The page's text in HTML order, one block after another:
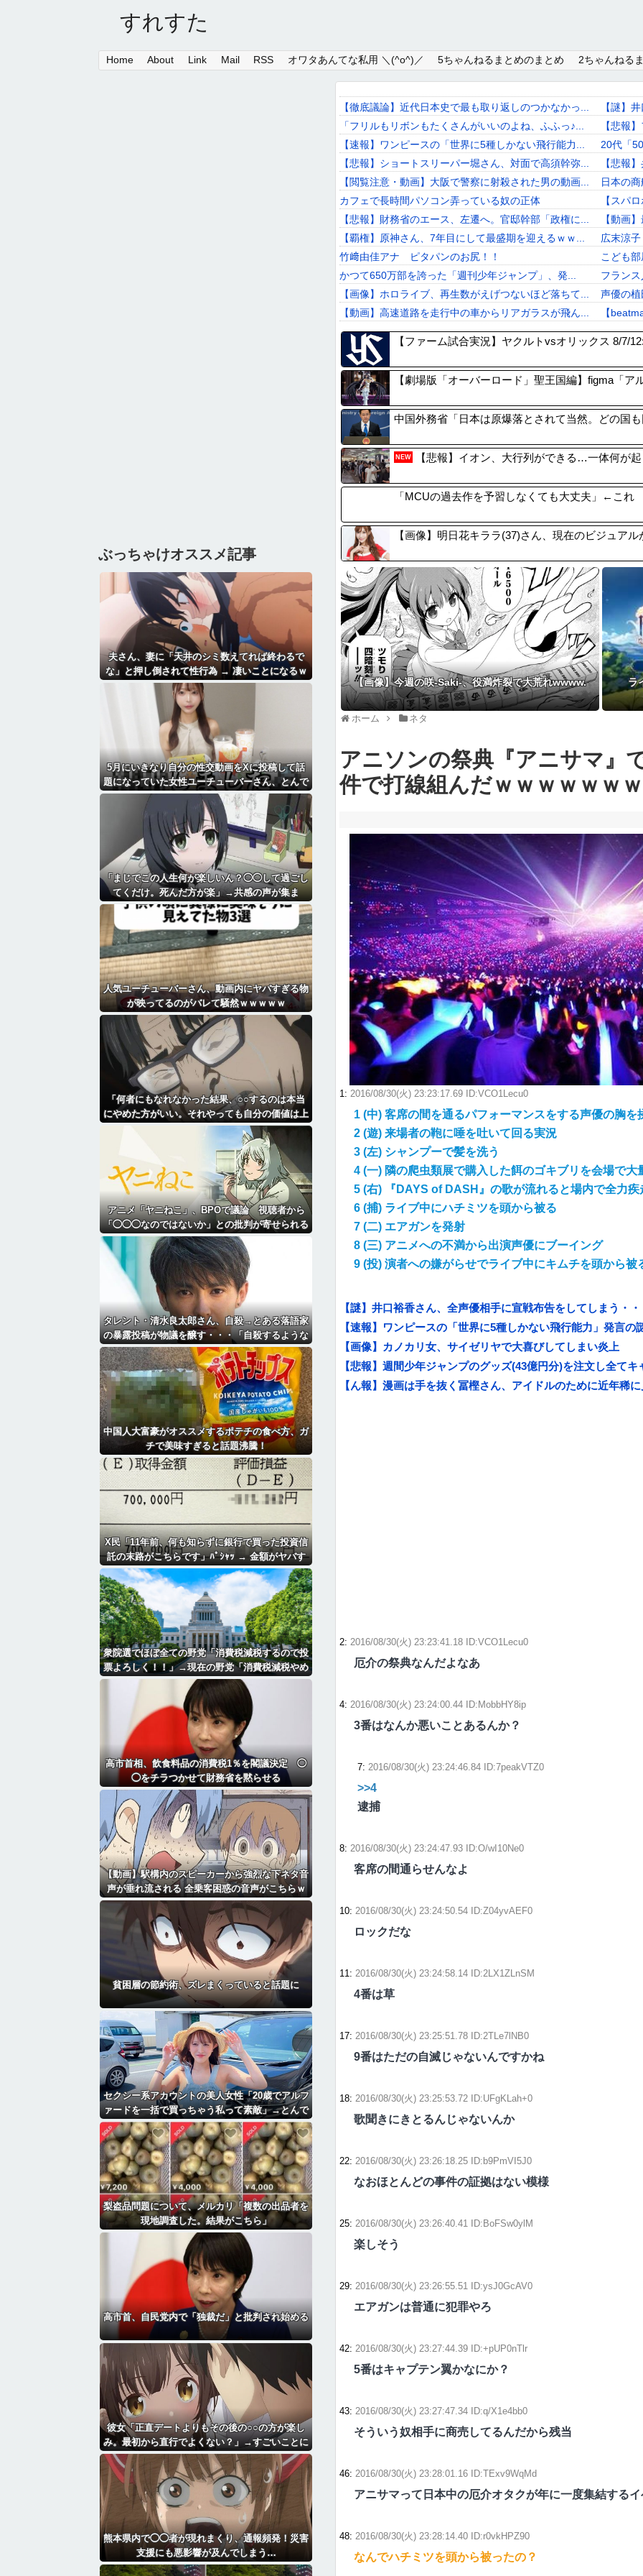
すれすた
Home About Link Mail RSS オワタあんてな私用 ＼(^o^)／ 5ちゃんねるまとめのまとめ 2ちゃんねる
【徹底議論】近代日本史で最も取り返しのつかなかっ...
「フリルもリボンもたくさんがいいのよね、ふふっ♪...
【速報】ワンピースの「世界に5種しかない飛行能力...
【悲報】ショートスリーパー堀さん、対面で高須幹弥...
【閲覧注意・動画】大阪で警察に射殺された男の動画...
カフェで長時間パソコン弄っている奴の正体
【悲報】財務省のエース、左遷へ。官邸幹部「政権に...
【覇権】原神さん、7年目にして最盛期を迎えるｗｗ...
竹﨑由佳アナ ピタパンのお尻！！
かつて650万部を誇った「週刊少年ジャンプ」、発...
【画像】ホロライブ、再生数がえげつないほど落ちて...
【動画】高速道路を走行中の車からリアガラスが飛ん...
『ほの暮しの庭』Switch2版 21,965本...
【Liella!】「始まりは君の空」をライブで見...
ごつ盛り焼きそばとかいう年１くらいで無性に食いた...
【悲報】元フジテレビ渡邊渚さん、『地獄』に逆戻り...
【謎】
【悲報
20代「
【悲報
日本の
【スパ
【動画
広末涼
こども
フラン
声優の植
【
「人間
【伝説
【画像
【ファーム試合実況】ヤクルトvsオリックス 8/7/
【劇場版「オーバーロード」聖王国編】figma「ア
中国外務省「日本は原爆落とされて当然。どの国も
NEW 【悲報】イオン、大行列ができる…一体何が
「MCUの過去作を予習しなくても大丈夫」←これ
【画像】明日花キララ(37)さん、現在のビジュア
【画像】今週の咲-Saki-、役満炸裂で大荒れwwww. ラ
ホーム ネタ
アニソンの祭典『アニサマ』
件で打線組んだｗｗｗｗｗｗ
1: 2016/08/30(火) 23:23:17.69 ID:VCO1Lecu0
1 (中) 客席の間を通るパフォーマンスをする声優の胸を
2 (遊) 来場者の鞄に唾を吐いて回る実況
3 (左) シャンプーで髪を洗う
4 (一) 隣の爬虫類展で購入した餌のゴキブリを会場で大
5 (右) 『DAYS of DASH』の歌が流れると場内で全力疾
6 (捕) ライブ中にハチミツを頭から被る
7 (二) エアガンを発射
8 (三) アニメへの不満から出演声優にブーイング
9 (投) 演者への嫌がらせでライブ中にキムチを頭から被
【謎】井口裕香さん、全声優相手に宣戦布告をしてしまう・・
【速報】ワンピースの「世界に5種しかない飛行能力」発言の
【画像】カノカリ女、サイゼリヤで大喜びしてしまい炎上
【悲報】週間少年ジャンプのグッズ(43億円分)を注文し全て
【ん報】漫画は手を抜く冨樫さん、アイドルのために近年稀
2: 2016/08/30(火) 23:23:41.18 ID:VCO1Lecu0
厄介の祭典なんだよなあ
4: 2016/08/30(火) 23:24:00.44 ID:MobbHY8ip
3番はなんか悪いことあるんか？
7: 2016/08/30(火) 23:24:46.84 ID:7peakVTZ0
>>4
逮捕
8: 2016/08/30(火) 23:24:47.93 ID:O/wI10Ne0
客席の間通らせんなよ
10: 2016/08/30(火) 23:24:50.54 ID:Z04yvAEF0
ロックだな
11: 2016/08/30(火) 23:24:58.14 ID:2LX1ZLnSM
4番は草
17: 2016/08/30(火) 23:25:51.78 ID:2TLe7lNB0
9番はただの自滅じゃないんですかね
18: 2016/08/30(火) 23:25:53.72 ID:UFgKLah+0
歌聞きにきとるんじゃないんか
22: 2016/08/30(火) 23:26:18.25 ID:b9PmVI5J0
なおほとんどの事件の証拠はない模様
25: 2016/08/30(火) 23:26:40.41 ID:BoFSw0ylM
楽しそう
29: 2016/08/30(火) 23:26:55.51 ID:ysJ0GcAV0
エアガンは普通に犯罪やろ
42: 2016/08/30(火) 23:27:44.39 ID:+pUP0nTlr
5番はキャプテン翼かなにか？
43: 2016/08/30(火) 23:27:47.34 ID:q/X1e4bb0
そういう奴相手に商売してるんだから残当
46: 2016/08/30(火) 23:28:01.16 ID:TExv9WqMd
アニサマって日本中の厄介オタクが年に一度集結する
48: 2016/08/30(火) 23:28:14.40 ID:r0vkHPZ90
なんでハチミツを頭から被ったの？
ぶっちゃけオススメ記事
夫さん、妻に「天井のシミ数えてれば終わるで
な」と押し倒されて性行為 → 凄いことになるｗ
ｗｗｗｗ
5月にいきなり自分の性交動画をXに投稿して話
題になっていた女性ユーチューバーさん、とんで
もないことになっていた・・・
「まじでこの人生何が楽しいん？◯◯して過ごし
てくだけ。死んだ方が楽」→共感の声が集ま
る・・
人気ユーチューバーさん、動画内にヤバすぎる物
が映ってるのがバレて騒然ｗｗｗｗｗ
「何者にもなれなかった結果、○○するのは本当
にやめた方がいい。それやっても自分の価値は上
がらない」→各界隈に突き刺さってしまう
アニメ「ヤニねこ」、BPOで議論 視聴者から
「◯◯◯なのではないか」との批判が寄せられる
タレント・清水良太郎さん、自殺→とある落語家
の暴露投稿が物議を醸す・・・「自殺するような
奴に◯◯されたんだね俺は」
中国人大富豪がオススメするポテチの食べ方、ガ
チで美味すぎると話題沸騰！
X民「11年前、何も知らずに銀行で買った投資信
託の末路がこちらです」ﾊﾟｼｬｯ → 金額がヤバす
ぎるｗｗｗｗｗｗ
衆院選でほぼ全ての野党「消費税減税するので投
票よろしく！！」→現在の野党「消費税減税やめ
ろ！！財源はどうするんだ！！」
高市首相、飲食料品の消費税1％を閣議決定 ◯
◯をチラつかせて財務省を黙らせる
【動画】駅構内のスピーカーから強烈な下ネタ音
声が垂れ流される 全乗客困惑の音声がこちらｗ
ｗｗｗｗｗ
貧困層の節約術、ズレまくっていると話題に
セクシー系アカウントの美人女性「20歳でアルフ
ァードを一括で買っちゃう私って素敵」→とんで
もないものが映り込んでしまい、終わる
梨盗品問題について、メルカリ「複数の出品者を
現地調査した。結果がこちら」
高市首、自民党内で「独裁だ」と批判され始める
彼女「正直デートよりもその後の○○の方が楽し
み。最初から直行でよくない？」→すごいことに
なる・・・・・・
熊本県内で◯◯者が現れまくり、通報頻発！災害
支援にも悪影響が及んでしまう…
Link
Mail
RSS
オワタあんてな私用 ＼(^o^)／
5ちゃんねるまとめのまとめ
2ちゃんねるまとめのまとめ
まとめサイト速報＋